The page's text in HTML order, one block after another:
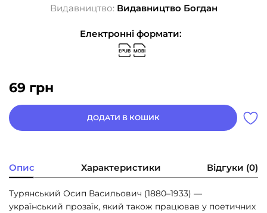
Видавництво: Видавництво Богдан
Електронні формати:
69 грн
ДОДАТИ В КОШИК
Опис Характеристики Відгуки (0)
Турянський Осип Васильович (1880–1933) —
український прозаїк, який також працював у поетичних